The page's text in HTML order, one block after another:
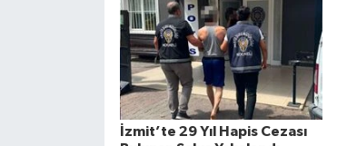
İzmit’te 29 Yıl Hapis Cezası